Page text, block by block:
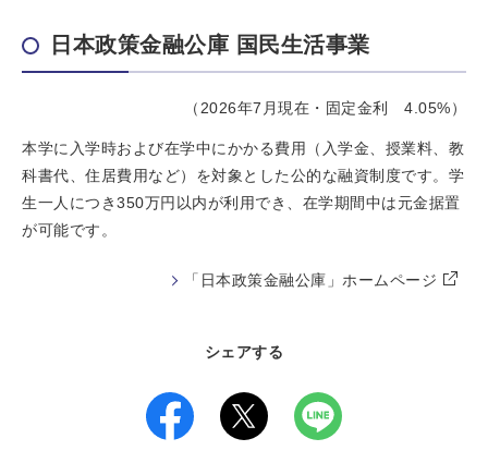
日本政策金融公庫 国民生活事業
（2026年7月現在・固定金利 4.05%）
本学に入学時および在学中にかかる費用（入学金、授業料、教
科書代、住居費用など）を対象とした公的な融資制度です。学
生一人につき350万円以内が利用でき、在学期間中は元金据置
が可能です。
「日本政策金融公庫」ホームページ
シェアする